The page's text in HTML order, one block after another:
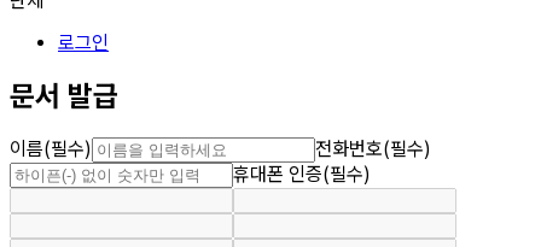
로그인
문서 발급
이름(필수) 전화번호(필수)
휴대폰 인증(필수)